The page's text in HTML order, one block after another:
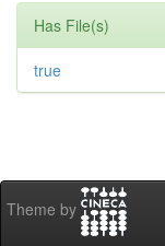
Has File(s)
true
Theme by